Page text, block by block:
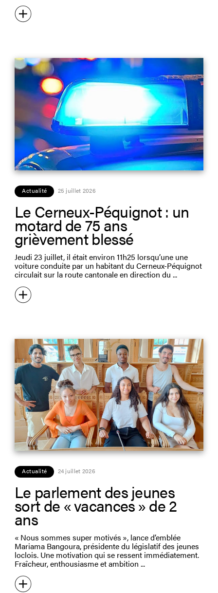
Actualité 25 juillet 2026
Le Cerneux-Péquignot : un
motard de 75 ans
grièvement blessé
Jeudi 23 juillet, il était environ 11h25 lorsqu’une une
voiture conduite par un habitant du Cerneux-Péquignot
circulait sur la route cantonale en direction du
Actualité 24 juillet 2026
Le parlement des jeunes
sort de « vacances » de 2
ans
« Nous sommes super motivés », lance d’emblée
Mariama Bangoura, présidente du législatif des jeunes
loclois. Une motivation qui se ressent immédiatement.
Fraîcheur, enthousiasme et ambition